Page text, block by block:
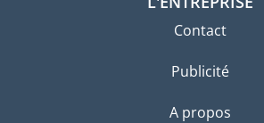
Contact
Publicité
A propos